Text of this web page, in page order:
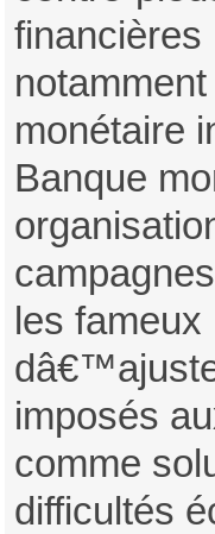
financières
monétaire
Banque
les
imposés
comme
difficultés